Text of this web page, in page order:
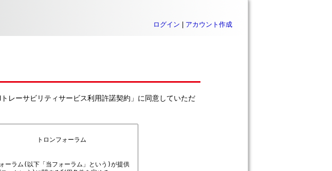
ログイン アカウント作成
レーサビリティサービス利用許諾契約」に同意していただ